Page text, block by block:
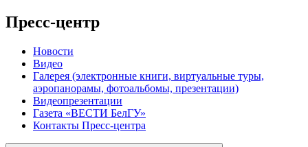
Пресс-центр
Новости
Видео
Галерея (электронные книги, виртуальные туры,
аэропанорамы, фотоальбомы, презентации)
Видеопрезентации
Газета «ВЕСТИ БелГУ»
Контакты Пресс-центра